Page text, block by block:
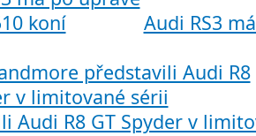
Audi RS3
Audi R8 GT Spyder v